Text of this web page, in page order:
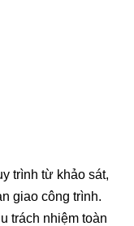
trình từ khảo sát,
giao công trình.
trách nhiệm toàn